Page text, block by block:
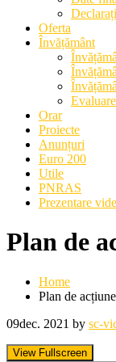
Oferta
Învățământ
Orar
Proiecte
Anunțuri
Euro 200
Utile
PNRAS
Prezentare
Plan de
Home
Plan de
09dec. 2021 by sc-
View Fullscreen